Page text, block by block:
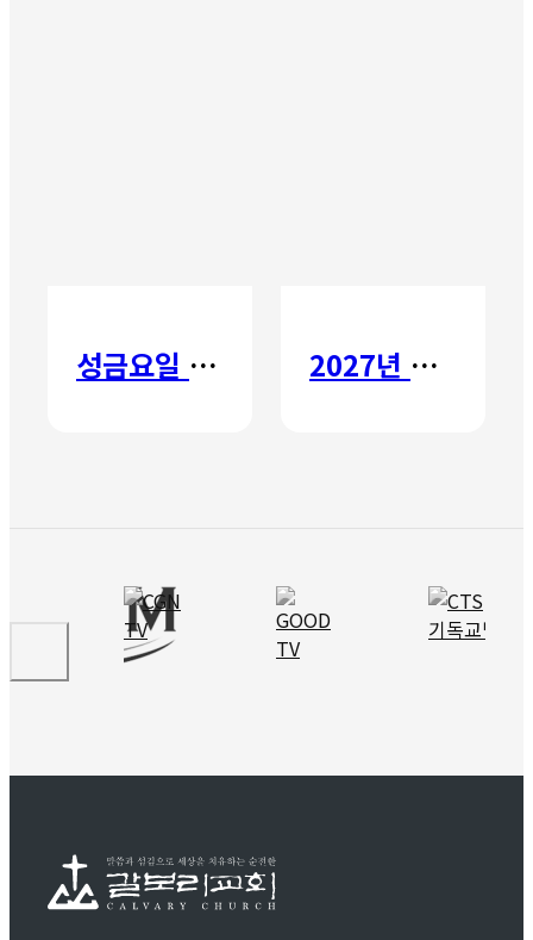
성금요일 칸타타 2027년 갈보리 어학원 유치부 신입생 모집